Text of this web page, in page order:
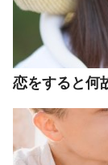
恋をすると何